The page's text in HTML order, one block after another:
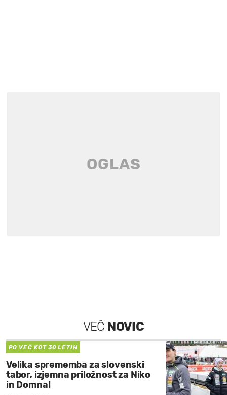
VEČ NOVIC
PO VEČ KOT 30 LETIH
Velika sprememba za slovenski
tabor, izjemna priložnost za Niko
in Domna!